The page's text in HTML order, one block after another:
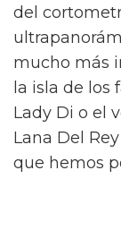
del
mucho más
la isla de los
Lady Di o el
Lana Del
que hemos